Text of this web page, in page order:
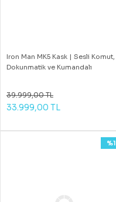
Iron Man MK5 Kask | Sesli Komut,
Dokunmatik ve Kumandalı
39.999,00 TL
33.999,00 TL
%1